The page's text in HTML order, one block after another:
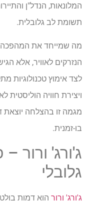
המלונאות, הנדל"ן
תשומת לב גלובלית.
מה שמייחד את המהפכה
הנזרקים לאוויר, אלא
לצד אימוץ טכנולוגיות
מגמה זו בהצלחה יוצאת
בו-זמנית.
ג'ורג' ורור
גלובלי
ג'ורג' ורור הוא דמות